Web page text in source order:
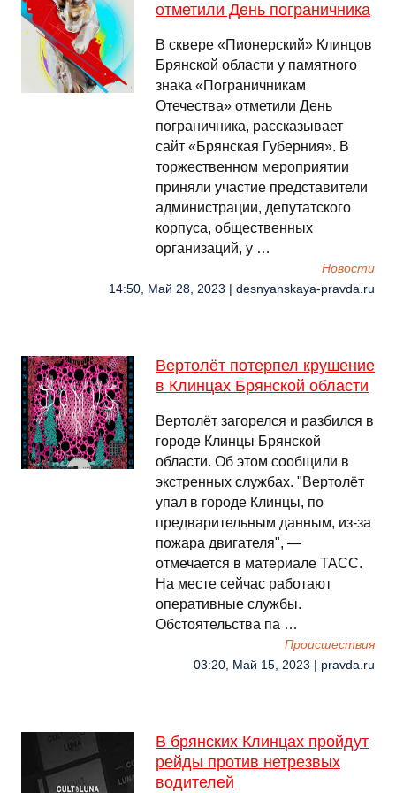
отметили День пограничника
В сквере «Пионерский» Клинцов
Брянской области у памятного
знака «Пограничникам
Отечества» отметили День
пограничника, рассказывает
сайт «Брянская Губерния». В
торжественном мероприятии
приняли участие представители
администрации, депутатского
корпуса, общественных
организаций, у …
Новости
14:50, Май 28, 2023 | desnyanskaya-pravda.ru
Вертолёт потерпел крушение
в Клинцах Брянской области
Вертолёт загорелся и разбился в
городе Клинцы Брянской
области. Об этом сообщили в
экстренных службах. "Вертолёт
упал в городе Клинцы, по
предварительным данным, из-за
пожара двигателя", —
отмечается в материале ТАСС.
На месте сейчас работают
оперативные службы.
Обстоятельства па …
Происшествия
03:20, Май 15, 2023 | pravda.ru
В брянских Клинцах пройдут
рейды против нетрезвых
водителей